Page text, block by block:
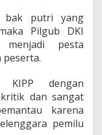
bak putri yang
Pilgub DKI
menjadi pesta
KIPP dengan
dan sangat
karena
pemilu